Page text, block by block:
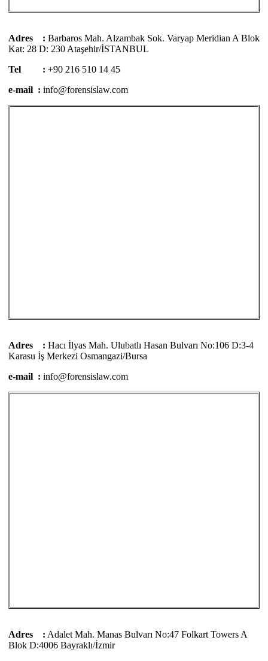
Adres : Barbaros Mah. Alzambak Sok. Varyap Meridian A Blok
Kat: 28 D: 230 Ataşehir/İSTANBUL
Tel : +90 216 510 14 45
e-mail : info@forensislaw.com
Adres : Hacı İlyas Mah. Ulubatlı Hasan Bulvarı No:106 D:3-4
Karasu İş Merkezi Osmangazi/Bursa
e-mail : info@forensislaw.com
Adres : Adalet Mah. Manas Bulvarı No:47 Folkart Towers A
Blok D:4006 Bayraklı/İzmir